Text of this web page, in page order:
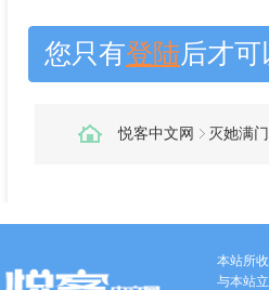
您只有登陆后才
悦客中文网 灭她满
本站所
与本站